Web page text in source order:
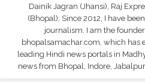
Dainik Jagran (Jhansi), Raj
(Bhopal); Since 2012, I have
journalism. I am the
bhopalsamachar.com, which has
leading Hindi news portals in
news from Bhopal, Indore,